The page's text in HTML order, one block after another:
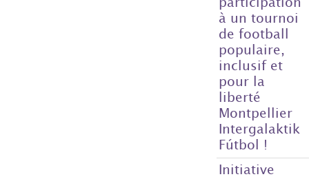
à un tournoi
de football
populaire,
inclusif et
pour la
liberté
Montpellier
Intergalaktik
Fútbol !
Initiative